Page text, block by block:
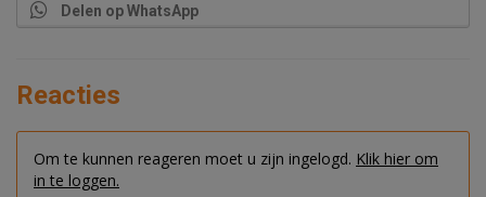
Delen op WhatsApp
Reacties
Om te kunnen reageren moet u zijn ingelogd. Klik hier om
in te loggen.